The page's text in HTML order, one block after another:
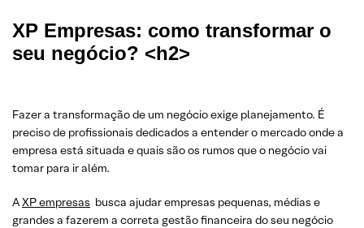
XP Empresas: como transformar o
seu negócio? <h2>
Fazer a transformação de um negócio exige planejamento. É
preciso de profissionais dedicados a entender o mercado onde a
empresa está situada e quais são os rumos que o negócio vai
tomar para ir além.
AXP empresas busca ajudar empresas pequenas, médias e
grandes a fazerem a correta gestão financeira do seu negócio